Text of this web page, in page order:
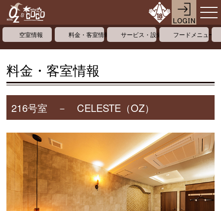
空室情報 料金・客室情報 サービス・設備情報フードメニュー
料金・客室情報
216号室 － CELESTE（OZ）